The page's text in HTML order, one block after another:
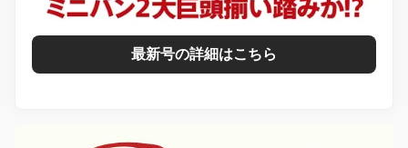
最新号の詳細はこちら